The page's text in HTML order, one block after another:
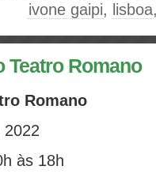
ivone gaipi, lisboa
Teatro Romano
Romano
2022
às 18h